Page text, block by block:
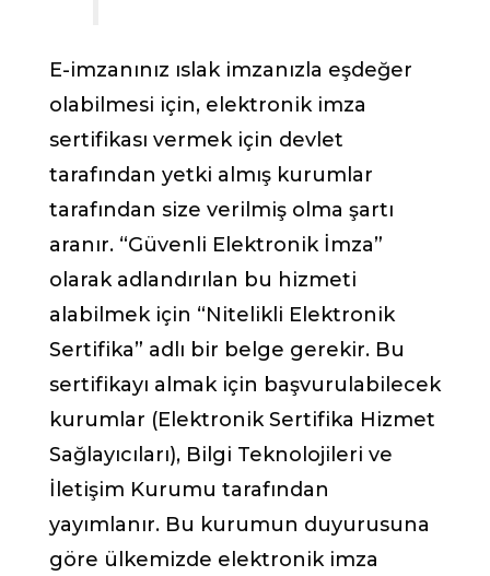
E-imzanınız ıslak imzanızla eşdeğer
olabilmesi için, elektronik imza
sertifikası vermek için devlet
tarafından yetki almış kurumlar
tarafından size verilmiş olma şartı
aranır. “Güvenli Elektronik İmza”
olarak adlandırılan bu hizmeti
alabilmek için “Nitelikli Elektronik
Sertifika” adlı bir belge gerekir. Bu
sertifikayı almak için başvurulabilecek
kurumlar (Elektronik Sertifika Hizmet
Sağlayıcıları), Bilgi Teknolojileri ve
İletişim Kurumu tarafından
yayımlanır. Bu kurumun duyurusuna
göre ülkemizde elektronik imza